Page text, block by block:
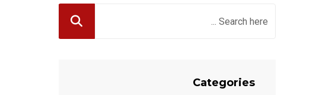
Categories